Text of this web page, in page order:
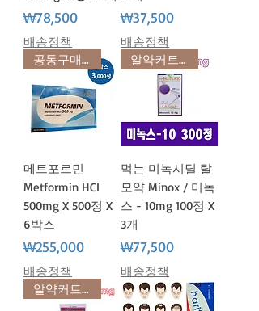
가격
₩78,500
배송정책
가격
₩37,500
배송정책
공동구매 초특가
메트포르민
Metformin HCI
500mg X 500정 X
6박스
가격
₩255,000
배송정책
알약커트기 증정
먹는 미녹시딜 탈
모약 Minox / 미녹
스 - 10mg 100정 X
3개
가격
₩77,500
배송정책
알약커트기 증정